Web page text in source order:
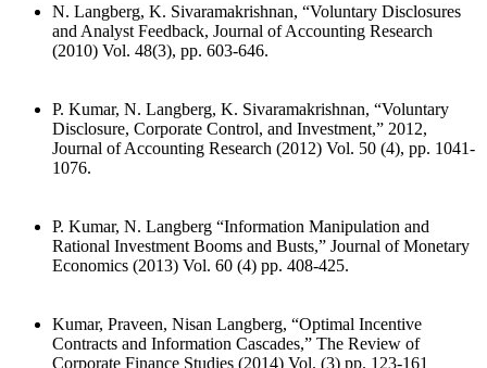
N. Langberg, K. Sivaramakrishnan, “Voluntary Disclosures
and Analyst Feedback, Journal of Accounting Research
(2010) Vol. 48(3), pp. 603-646.
P. Kumar, N. Langberg, K. Sivaramakrishnan, “Voluntary
Disclosure, Corporate Control, and Investment,” 2012,
Journal of Accounting Research (2012) Vol. 50 (4), pp. 1041-
1076.
P. Kumar, N. Langberg “Information Manipulation and
Rational Investment Booms and Busts,” Journal of Monetary
Economics (2013) Vol. 60 (4) pp. 408-425.
Kumar, Praveen, Nisan Langberg, “Optimal Incentive
Contracts and Information Cascades,” The Review of
Corporate Finance Studies (2014) Vol. (3) pp. 123-161